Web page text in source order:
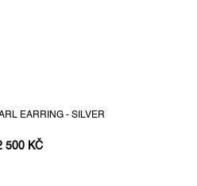
EARRING - SILVER
500 KČ